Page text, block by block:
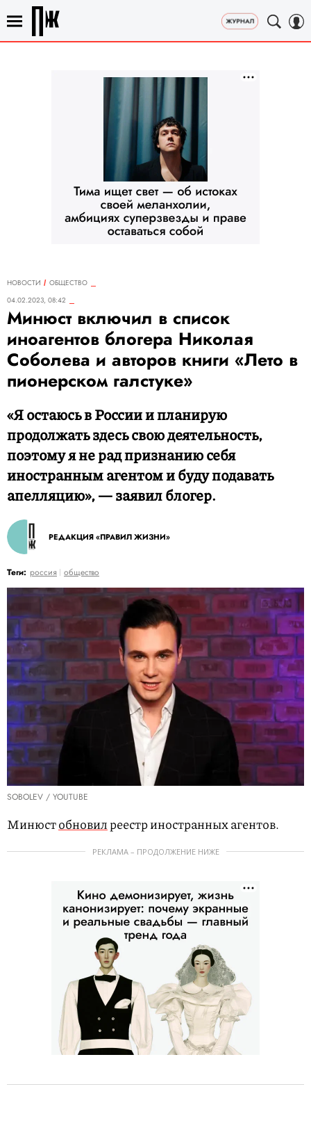
НОВОСТИ
ОБЩЕСТВО
04.02.2023, 08:42
Минюст включил в список
иноагентов блогера Николая
Соболева и авторов книги «Лето в
пионерском галстуке»
«Я остаюсь в России и планирую
продолжать здесь свою деятельность,
поэтому я не рад признанию себя
иностранным агентом и буду подавать
апелляцию», — заявил блогер.
РЕДАКЦИЯ «ПРАВИЛ ЖИЗНИ»
Теги: россия общество
SOBOLEV / YOUTUBE
Минюстобновилреестр иностранных агентов.
РЕКЛАМА – ПРОДОЛЖЕНИЕ НИЖЕ